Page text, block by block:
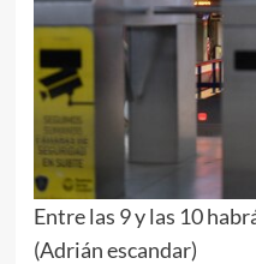
Entre las 9 y las 10
(Adrián escandar)